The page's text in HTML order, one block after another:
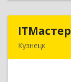
ITМастер
Кузнецк